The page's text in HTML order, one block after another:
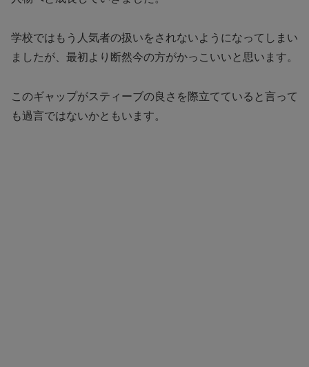
学校ではもう人気者の扱いをされないようになってしまい
ましたが、最初より断然今の方がかっこいいと思います。
このギャップがスティーブの良さを際立てていると言って
も過言ではないかともいます。